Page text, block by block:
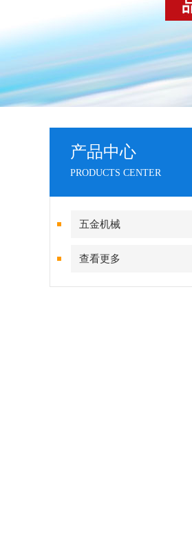
产品中心
PRODUCTS CENTER
五金机械
查看更多